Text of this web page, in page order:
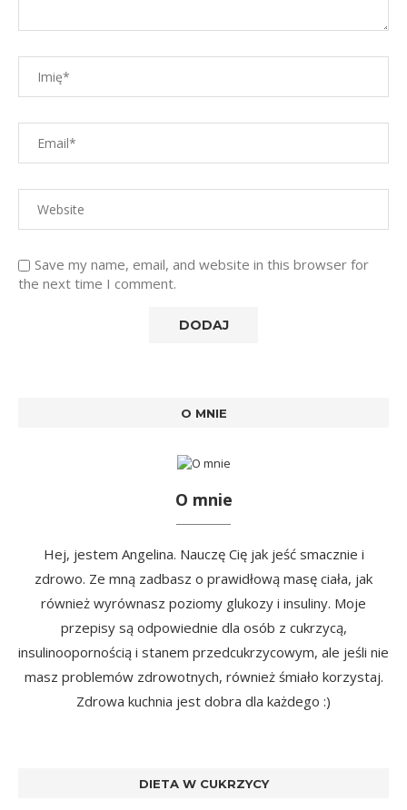
Save my name, email, and website in this browser for
the next time I comment.
O MNIE
O mnie
Hej, jestem Angelina. Nauczę Cię jak jeść smacznie i
zdrowo. Ze mną zadbasz o prawidłową masę ciała, jak
również wyrównasz poziomy glukozy i insuliny. Moje
przepisy są odpowiednie dla osób z cukrzycą,
insulinoopornością i stanem przedcukrzycowym, ale jeśli nie
masz problemów zdrowotnych, również śmiało korzystaj.
Zdrowa kuchnia jest dobra dla każdego :)
DIETA W CUKRZYCY